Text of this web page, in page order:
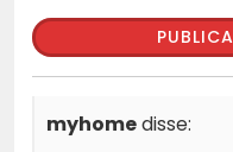
myhomedisse: